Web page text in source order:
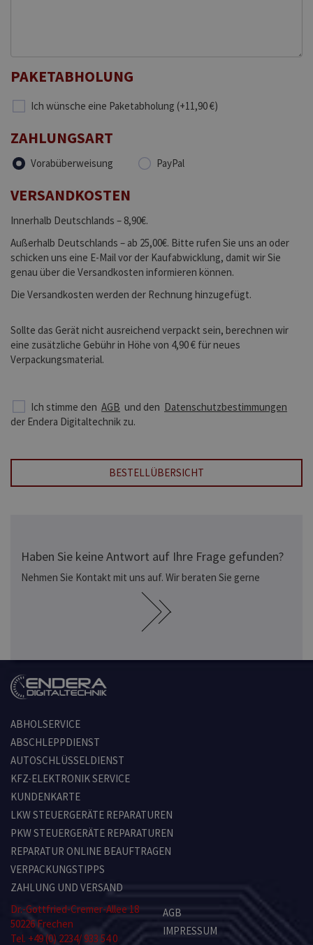
PAKETABHOLUNG
Ich wünsche eine Paketabholung (+11,90 €)
ZAHLUNGSART
Vorabüberweisung PayPal
VERSANDKOSTEN
Innerhalb Deutschlands – 8,90€.
Außerhalb Deutschlands – ab 25,00€. Bitte rufen Sie uns an oder
schicken uns eine E-Mail vor der Kaufabwicklung, damit wir Sie
genau über die Versandkosten informieren können.
Die Versandkosten werden der Rechnung hinzugefügt.
Sollte das Gerät nicht ausreichend verpackt sein, berechnen wir
eine zusätzliche Gebühr in Höhe von 4,90 € für neues
Verpackungsmaterial.
Ich stimme den AGB und den Datenschutzbestimmungen
der Endera Digitaltechnik zu.
BESTELLÜBERSICHT
Haben Sie keine Antwort auf Ihre Frage gefunden?
Nehmen Sie Kontakt mit uns auf. Wir beraten Sie gerne
ABHOLSERVICE
ABSCHLEPPDIENST
AUTOSCHLÜSSELDIENST
KFZ-ELEKTRONIK SERVICE
KUNDENKARTE
LKW STEUERGERÄTE REPARATUREN
PKW STEUERGERÄTE REPARATUREN
REPARATUR ONLINE BEAUFTRAGEN
VERPACKUNGSTIPPS
ZAHLUNG UND VERSAND
Dr.-Gottfried-Cremer-Allee 18
50226 Frechen
Tel. +49 (0) 2234/ 933 54 0
AGB
IMPRESSUM